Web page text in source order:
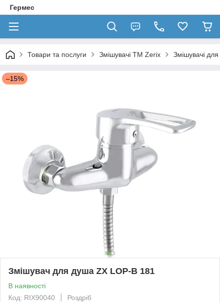
Гермес
Товари та послуги Змішувачі TM Zerix Змішувачі
–15%
Змішувач для душа ZX LOP-B 181
В наявності
Код: RIX90040
Роздріб